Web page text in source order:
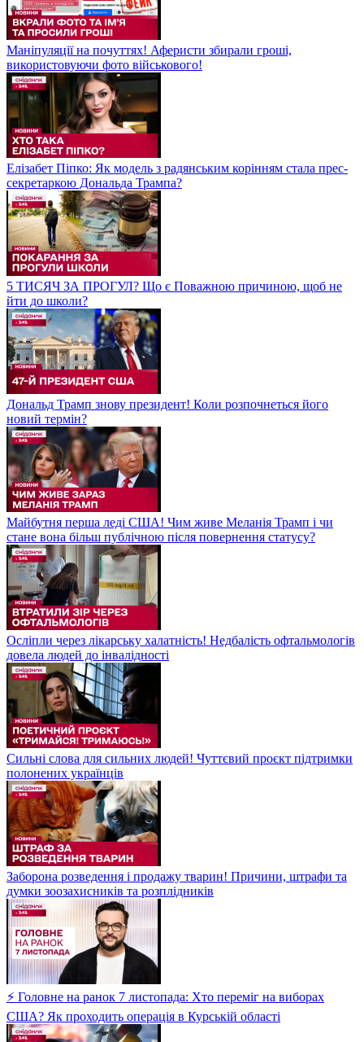
Маніпуляції на почуттях! Аферисти збирали гроші,
використовуючи фото військового!
Елізабет Піпко: Як модель з радянським корінням стала прес-
секретаркою Дональда Трампа?
5 ТИСЯЧ ЗА ПРОГУЛ? Що є Поважною причиною, щоб не
йти до школи?
Дональд Трамп знову президент! Коли розпочнеться його
новий термін?
Майбутня перша леді США! Чим живе Меланія Трамп і чи
стане вона більш публічною після повернення статусу?
Осліпли через лікарську халатність! Недбалість офтальмологів
довела людей до інвалідності
Сильні слова для сильних людей! Чуттєвий проєкт підтримки
полонених українців
Заборона розведення і продажу тварин! Причини, штрафи та
думки зоозахисників та розплідників
⚡ Головне на ранок 7 листопада: Хто переміг на виборах
США? Як проходить операція в Курській області